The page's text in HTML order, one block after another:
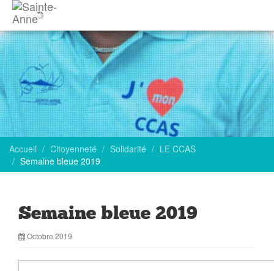
Accueil Citoyenneté Solidarité
LE CCAS
Semaine bleue 2019
Semaine bleue 2019
Octobre 2019